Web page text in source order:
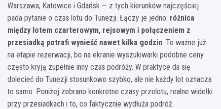
Warszawa, Katowice i Gdańsk — z tych kierunków najczęściej
pada pytanie o czas lotu do Tunezji. Łączy je jedno: różnica
między lotem czarterowym, rejsowym i połączeniem z
przesiadką potrafi wynieść nawet kilka godzin. To ważne już
na etapie rezerwacji, bo na ekranie wyszukiwarki podobne ceny
często kryją zupełnie inny czas podróży. W praktyce da się
dolecieć do Tunezji stosunkowo szybko, ale nie każdy lot oznacza
to samo. Poniżej zebrano konkretne czasy przelotu, realne widełki
przy przesiadkach i to, co faktycznie wydłuża podróż.